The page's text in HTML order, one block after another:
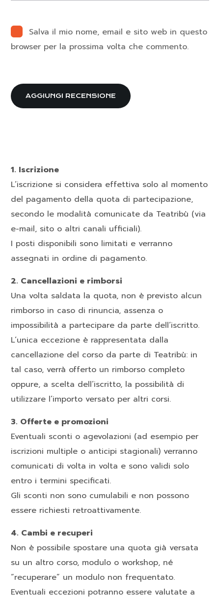
Salva il mio nome, email e sito web in questo
browser per la prossima volta che commento.
AGGIUNGI RECENSIONE
1. Iscrizione
L’iscrizione si considera effettiva solo al momento
del pagamento della quota di partecipazione,
secondo le modalità comunicate da Teatribù (via
e-mail, sito o altri canali ufficiali).
I posti disponibili sono limitati e verranno
assegnati in ordine di pagamento.
2. Cancellazioni e rimborsi
Una volta saldata la quota, non è previsto alcun
rimborso in caso di rinuncia, assenza o
impossibilità a partecipare da parte dell’iscritto.
L’unica eccezione è rappresentata dalla
cancellazione del corso da parte di Teatribù: in
tal caso, verrà offerto un rimborso completo
oppure, a scelta dell’iscritto, la possibilità di
utilizzare l’importo versato per altri corsi.
3. Offerte e promozioni
Eventuali sconti o agevolazioni (ad esempio per
iscrizioni multiple o anticipi stagionali) verranno
comunicati di volta in volta e sono validi solo
entro i termini specificati.
Gli sconti non sono cumulabili e non possono
essere richiesti retroattivamente.
4. Cambi e recuperi
Non è possibile spostare una quota già versata
su un altro corso, modulo o workshop, né
“recuperare” un modulo non frequentato.
Eventuali eccezioni potranno essere valutate a